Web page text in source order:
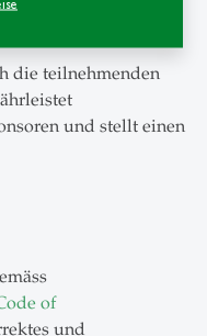
die teilnehmenden
und stellt einen
of
und